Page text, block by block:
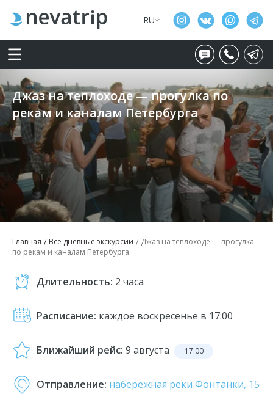
RU
Джаз на теплоходе — прогулка по
рекам и каналам Петербурга
Главная Все дневные экскурсии
Джаз на теплоходе — прогулка
по рекам и каналам Петербурга
Длительность: 2 часа
Расписание: каждое воскресенье в 17:00
Ближайший рейс: 9 августа 17:00
Отправление: набережная реки Фонтанки, 15